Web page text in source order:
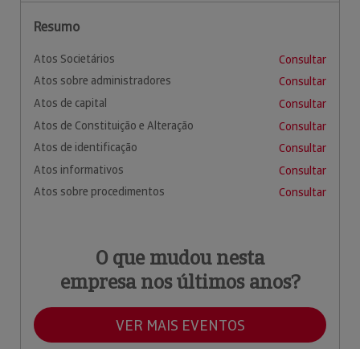
Resumo
Atos Societários
Consultar
Atos sobre administradores
Consultar
Atos de capital
Consultar
Atos de Constituição e Alteração
Consultar
Atos de identificação
Consultar
Atos informativos
Consultar
Atos sobre procedimentos
Consultar
O que mudou nesta
empresa nos últimos anos?
VER MAIS EVENTOS